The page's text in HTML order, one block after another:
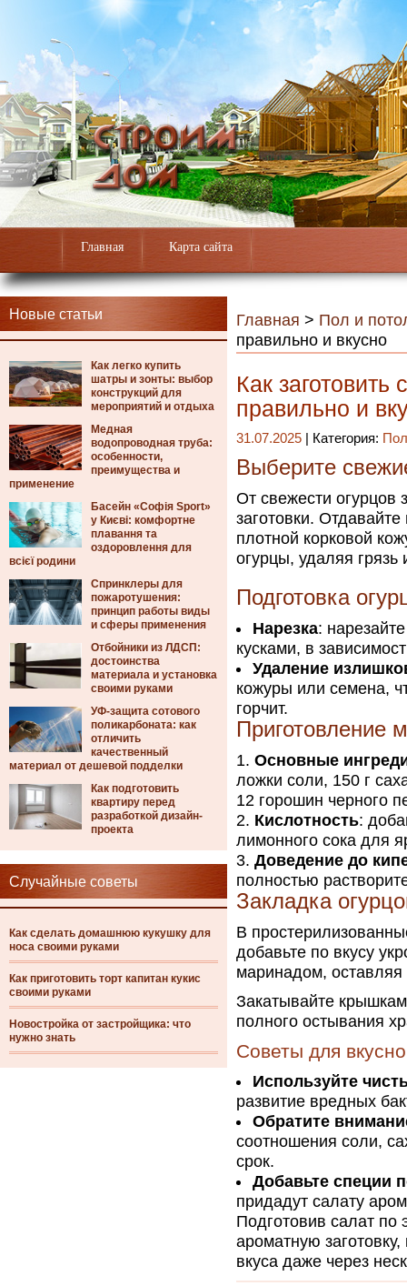
Главная Карта сайта
Новые статьи
Как легко купить
шатры и зонты: выбор
конструкций для
мероприятий и отдыха
Медная
водопроводная труба:
особенности,
преимущества и
применение
Басейн «Софія Sport»
у Києві: комфортне
плавання та
оздоровлення для
всієї родини
Спринклеры для
пожаротушения:
принцип работы виды
и сферы применения
Отбойники из ЛДСП:
достоинства
материала и установка
своими руками
УФ-защита сотового
поликарбоната: как
отличить
качественный
материал от дешевой подделки
Как подготовить
квартиру перед
разработкой дизайн-
проекта
Случайные советы
Как сделать домашнюю кукушку для
носа своими руками
Как приготовить торт капитан кукис
своими руками
Новостройка от застройщика: что
нужно знать
Главная > Пол и
правильно и вкусно
Как заготовить
правильно и
31.07.2025 | Категория:
Выберите
От свежести огурцов
заготовки.
плотной корковой
огурцы, удаляя
Подготовка
Нарезка:
кусками, в
Удаление
кожуры или семена,
горчит.
Приготовление
Основные
ложки соли, 150 г
12 горошин черного
Кислотность:
лимонного сока для
Доведение до
полностью
Закладка
В
добавьте по вкусу
маринадом, оставляя
Закатывайте
полного остывания
Советы для
Используйте
развитие вредных
Обратите
соотношения соли,
срок.
Добавьте специи
придадут салату
Подготовив салат
ароматную
вкуса даже через